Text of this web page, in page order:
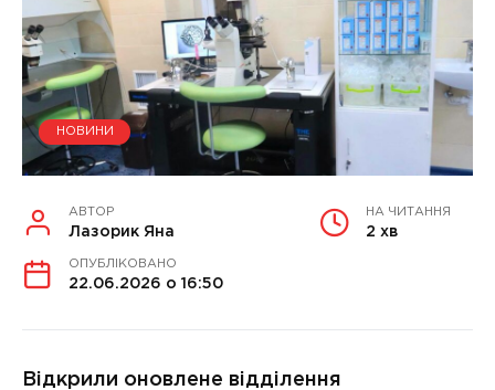
НОВИНИ
АВТОР
Лазорик Яна
НА ЧИТАННЯ
2 хв
ОПУБЛІКОВАНО
22.06.2026 о 16:50
Відкрили оновлене відділення